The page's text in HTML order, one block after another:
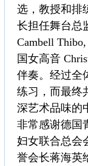
选，教授和排
长担任舞台总
Cambell
国女高音
伴奏。经过全
练习，而最终
深艺术品味的
非常感谢德国
妇女联合总会
誉会长蒋海英